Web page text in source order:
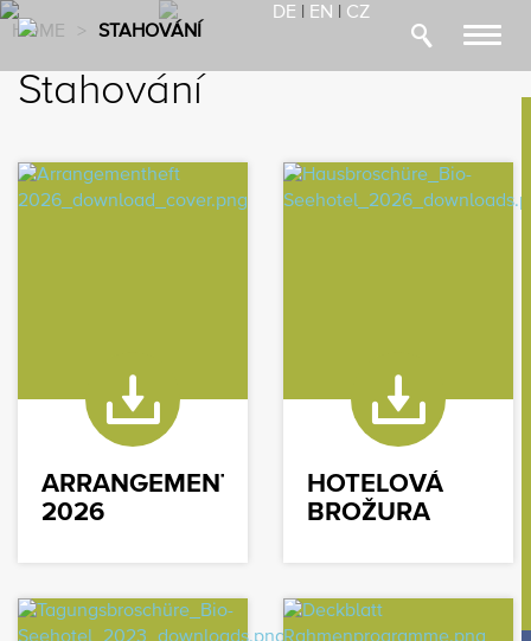
DE EN
CZ
HOME > STAHOVÁNÍ
Stahování
ARRANGEMENTS
2026
HOTELOVÁ
BROŽURA